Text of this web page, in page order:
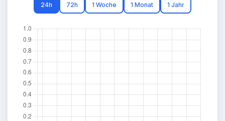
24h 72h 1 Woche 1 Monat 1 Jahr